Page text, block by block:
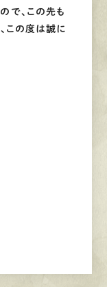
で、この先も
この度は誠に